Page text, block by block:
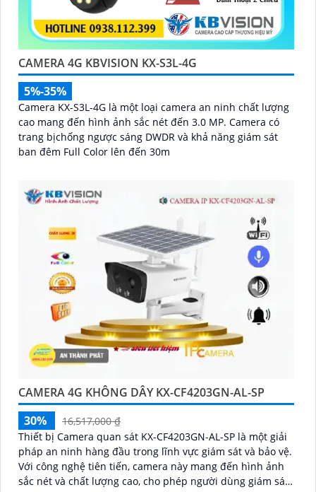
CAMERA 4G KBVISION KX-S3L-4G
5%-35%
Camera KX-S3L-4G là một loại camera an ninh chất lượng
cao mang đến hình ảnh sắc nét đến 3.0 MP. Camera có
trang bịchống ngược sáng DWDR và khả năng giám sát
ban đêm Full Color lên đến 30m
CAMERA 4G KHÔNG DÂY KX-CF4203GN-AL-SP
30%
16,517,000 ₫
Thiết bị Camera quan sát KX-CF4203GN-AL-SP là một giải
pháp an ninh hàng đầu trong lĩnh vực giám sát và bảo vệ.
Với công nghệ tiên tiến, camera này mang đến hình ảnh
sắc nét và chất lượng cao, cho phép người dùng giám sát